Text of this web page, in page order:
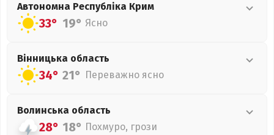
Автономна Республіка Крим
33° 19° Ясно
Вінницька область
34° 21° Переважно ясно
Волинська область
28° 18° Похмуро, грози